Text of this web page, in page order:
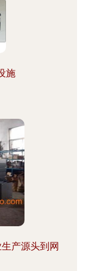
施
产源头到网